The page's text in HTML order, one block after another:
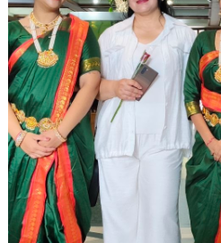
Hindistonning Vadodara
Parul universitetida
kunlari bo‘lib o‘tayotgan
2026” xalqaro
nomidan ishtirok
“Bridging Cultures,
(“Madaniyatlarni
bunyod etamiz”) shiori
mazkur xalqaro